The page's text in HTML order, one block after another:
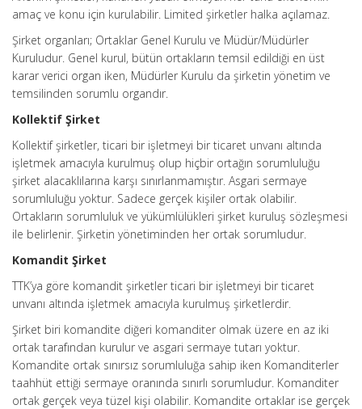
amaç ve konu için kurulabilir. Limited şirketler halka açılamaz.
Şirket organları; Ortaklar Genel Kurulu ve Müdür/Müdürler
Kuruludur. Genel kurul, bütün ortakların temsil edildiği en üst
karar verici organ iken, Müdürler Kurulu da şirketin yönetim ve
temsilinden sorumlu organdır.
Kollektif Şirket
Kollektif şirketler, ticari bir işletmeyi bir ticaret unvanı altında
işletmek amacıyla kurulmuş olup hiçbir ortağın sorumluluğu
şirket alacaklılarına karşı sınırlanmamıştır. Asgari sermaye
sorumluluğu yoktur. Sadece gerçek kişiler ortak olabilir.
Ortakların sorumluluk ve yükümlülükleri şirket kuruluş sözleşmesi
ile belirlenir. Şirketin yönetiminden her ortak sorumludur.
Komandit Şirket
TTK’ya göre komandit şirketler ticari bir işletmeyi bir ticaret
unvanı altında işletmek amacıyla kurulmuş şirketlerdir.
Şirket biri komandite diğeri komanditer olmak üzere en az iki
ortak tarafından kurulur ve asgari sermaye tutarı yoktur.
Komandite ortak sınırsız sorumluluğa sahip iken Komanditerler
taahhüt ettiği sermaye oranında sınırlı sorumludur. Komanditer
ortak gerçek veya tüzel kişi olabilir. Komandite ortaklar ise gerçek